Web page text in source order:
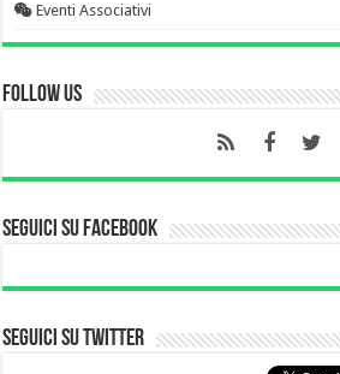
Eventi Associativi
Follow Us
Seguici su Facebook
Seguici su Twitter